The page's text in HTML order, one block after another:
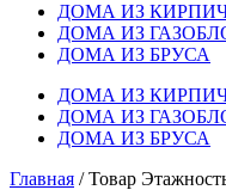
ДОМА ИЗ
ДОМА ИЗ
ДОМА ИЗ БРУСА
ДОМА ИЗ
ДОМА ИЗ
ДОМА ИЗ БРУСА
Главная / Товар